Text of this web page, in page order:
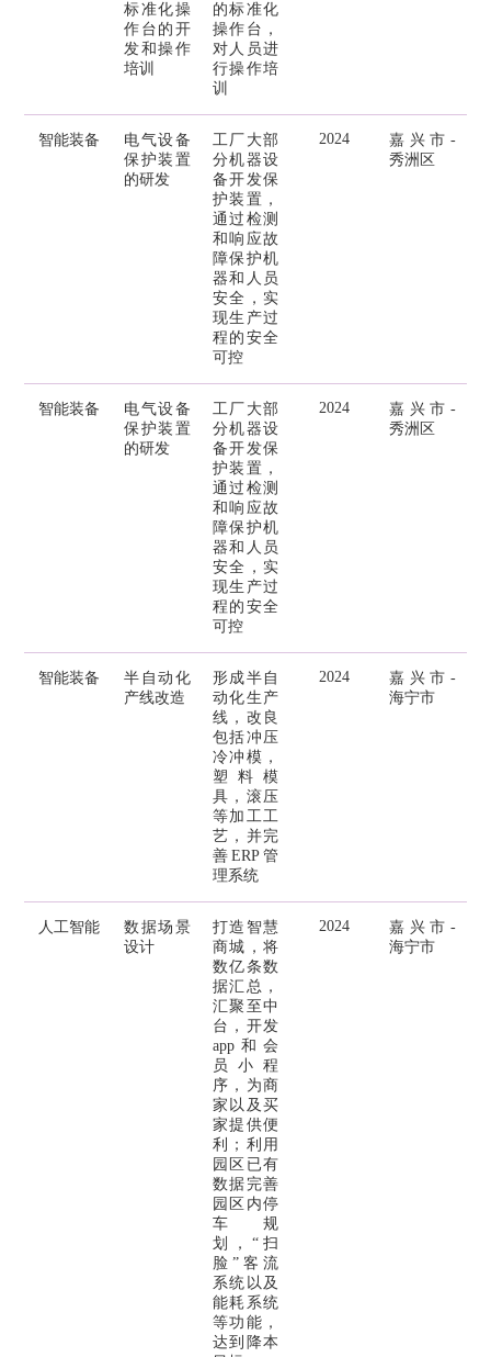
标准化操
作台的开
发和操作
培训
的标准化
操作台，
对人员进
行操作培
训
智能装备
电气设备
保护装置
的研发
工厂大部
分机器设
备开发保
护装置，
通过检测
和响应故
障保护机
器和人员
安全，实
现生产过
程的安全
可控
2024
嘉兴市-
秀洲区
智能装备
电气设备
保护装置
的研发
工厂大部
分机器设
备开发保
护装置，
通过检测
和响应故
障保护机
器和人员
安全，实
现生产过
程的安全
可控
2024
嘉兴市-
秀洲区
智能装备
半自动化
产线改造
形成半自
动化生产
线，改良
包括冲压
冷冲模，
塑料模
具，滚压
等加工工
艺，并完
善ERP管
理系统
2024
嘉兴市-
海宁市
人工智能
数据场景
设计
打造智慧
商城，将
数亿条数
据汇总，
汇聚至中
台，开发
app和会
员小程
序，为商
家以及买
家提供便
利；利用
园区已有
数据完善
园区内停
车规
划，“扫
脸”客流
系统以及
能耗系统
等功能，
达到降本
2024
嘉兴市-
海宁市